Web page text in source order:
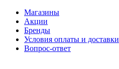
Магазины
Акции
Бренды
Условия оплаты и доставки
Вопрос-ответ